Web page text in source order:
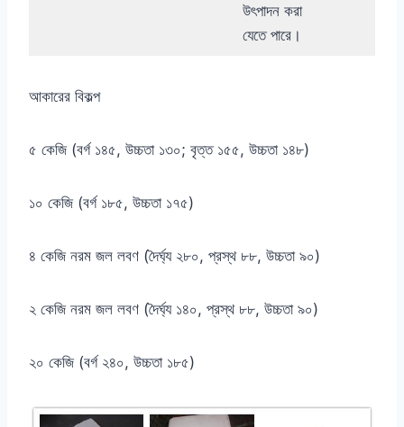
উৎপাদন করা
যেতে পারে।
আকারের বিকল্প
৫ কেজি (বর্গ ১৪৫, উচ্চতা ১৩০; বৃত্ত ১৫৫, উচ্চতা ১৪৮)
১০ কেজি (বর্গ ১৮৫, উচ্চতা ১৭৫)
৪ কেজি নরম জল লবণ (দৈর্ঘ্য ২৮০, প্রস্থ ৮৮, উচ্চতা ৯০)
২ কেজি নরম জল লবণ (দৈর্ঘ্য ১৪০, প্রস্থ ৮৮, উচ্চতা ৯০)
২০ কেজি (বর্গ ২৪০, উচ্চতা ১৮৫)